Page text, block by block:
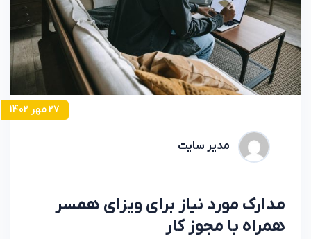
27 مهر 1402
مدیر سایت
مدارک مورد نیاز برای ویزای همسر
همراه با مجوز کار